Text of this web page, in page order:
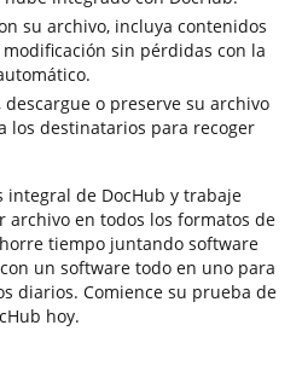
su archivo, incluya contenidos
sin pérdidas con la
descargue o preserve su archivo
los destinatarios para recoger
de DocHub y trabaje
en todos los formatos de
tiempo juntando software
un software todo en uno para
diarios. Comience su prueba de
hoy.